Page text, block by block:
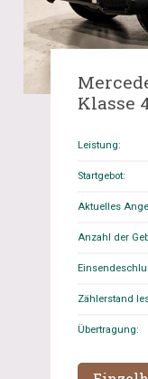
Klasse
Leistung:
Startgebot:
Aktuelles
Anzahl der
Zählerstand
Übertragung: